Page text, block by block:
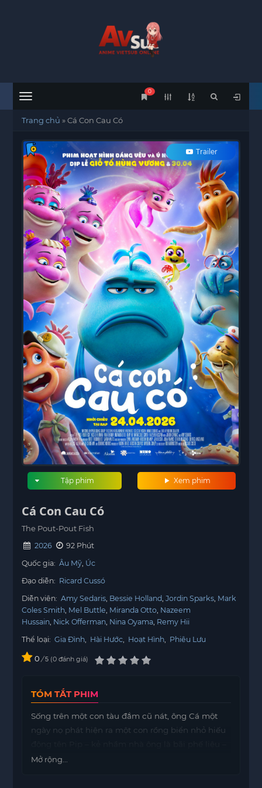
Menu
0
Trang chủ »Cá Con Cau Có
Trailer
Xem phim
Tập phim
Cá Con Cau Có
The Pout-Pout Fish
2026
92 Phút
Quốc gia: Âu Mỹ Úc
Đạo diễn: Ricard Cussó
Diễn viên: Amy Sedaris Bessie Holland Jordin Sparks Mark
Coles Smith Mel Buttle Miranda Otto Nazeem
Hussain Nick Offerman Nina Oyama Remy Hii
Thể loại: Gia Đình Hài Hước Hoạt Hình Phiêu Lưu
0 / 5 0 đánh giá
TÓM TẮT PHIM
Sống trên một con tàu đắm cũ nát, ông Cá một
ngày nọ phát hiện ra một con rồng biển nhỏ hiếu
đang ăn cắp đồ đạc của ông. Cuộc tranh cãi nảy
Mở rộng...